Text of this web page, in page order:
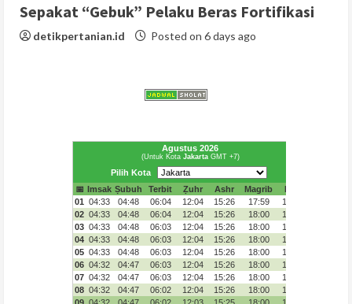
Sepakat “Gebuk” Pelaku Beras Fortifikasi
detikpertanian.id Posted on 6 days ago